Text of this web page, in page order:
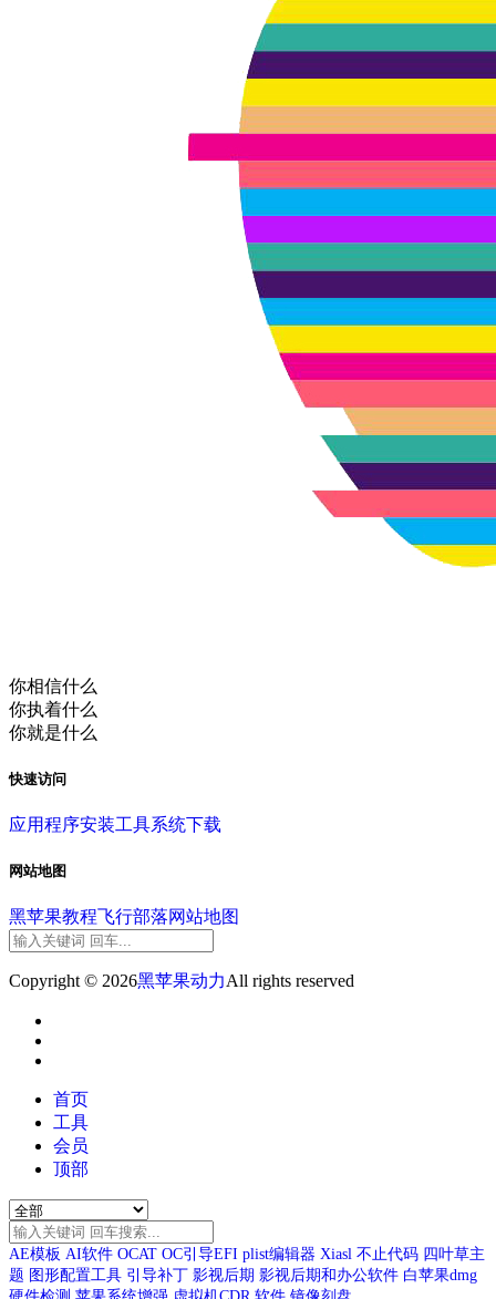
你相信什么
你执着什么
你就是什么
快速访问
应用程序安装工具系统下载
网站地图
黑苹果教程飞行部落网站地图
Copyright © 2026黑苹果动力All rights reserved
首页
工具
会员
顶部
AE模板 AI软件 OCAT OC引导EFI plist编辑器 Xiasl 不止代码 四叶草主
题 图形配置工具 引导补丁 影视后期 影视后期和办公软件 白苹果dmg